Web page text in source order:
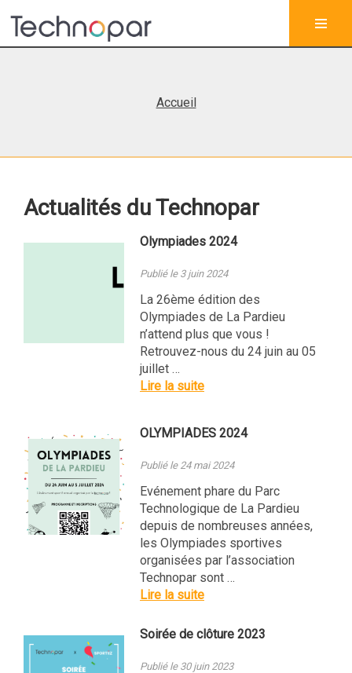
Accueil
Actualités du Technopar
Olympiades 2024
Publié le 3 juin 2024
La 26ème édition des
Olympiades de La Pardieu
n’attend plus que vous !
Retrouvez-nous du 24 juin au 05
juillet …
Lire la suite
OLYMPIADES 2024
Publié le 24 mai 2024
Evénement phare du Parc
Technologique de La Pardieu
depuis de nombreuses années,
les Olympiades sportives
organisées par l’association
Technopar sont …
Lire la suite
Soirée de clôture 2023
Publié le 30 juin 2023